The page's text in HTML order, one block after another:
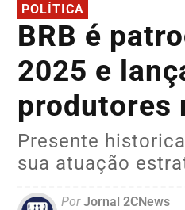
POLÍTICA
BRB é
2025 e
produtores
Presente
sua atuação
PorJornal 2CNews